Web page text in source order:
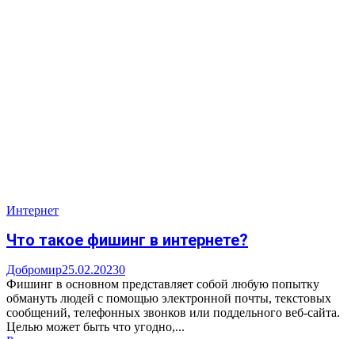
Интернет
Что такое фишинг в интернете?
Добромир25.02.20230
Фишинг в основном представляет собой любую попытку
обмануть людей с помощью электронной почты, текстовых
сообщений, телефонных звонков или поддельного веб-сайта.
Целью может быть что угодно,...